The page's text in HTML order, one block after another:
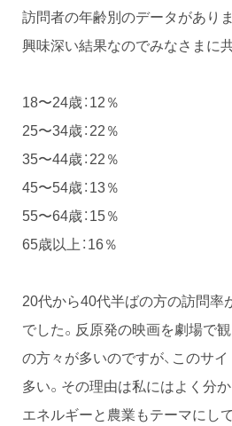
訪問者の年齢別のデータがありま
興味深い結果なのでみなさまに
18〜24歳：12％
25〜34歳：22％
35〜44歳：22％
45〜54歳：13％
55〜64歳：15％
65歳以上：16％
20代から40代半ばの方の訪問率
でした。反原発の映画を劇場で
の方々が多いのですが、このサ
多い。その理由は私にはよく分
エネルギーと農業もテーマにし